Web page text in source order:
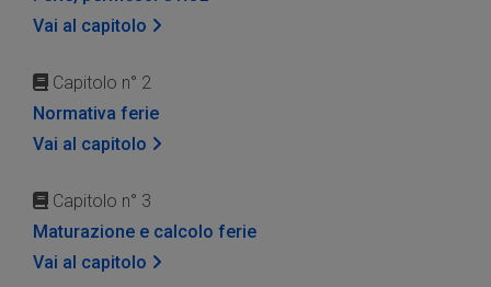
Vai al capitolo
Capitolo n° 2
Normativa ferie
Vai al capitolo
Capitolo n° 3
Maturazione e calcolo ferie
Vai al capitolo